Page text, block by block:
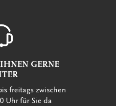
GERNE
freitags zwischen
Uhr für Sie da